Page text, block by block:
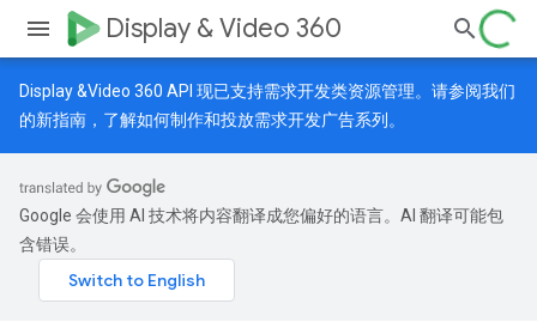
Display & Video 360
Display &Video 360 API 现已支持需求开发类资源管理。请参阅我们
的新指南 ，了解如何制作和投放需求开发广告系列。
Google 会使用 AI 技术将内容翻译成您偏好的语言。AI 翻译可能包
含错误。